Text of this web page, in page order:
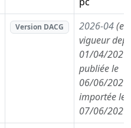
Version DACG 2026-04(en
vigueur
01/04/2026,
publiée le
06/06/2026,
importée le
07/06/2026)